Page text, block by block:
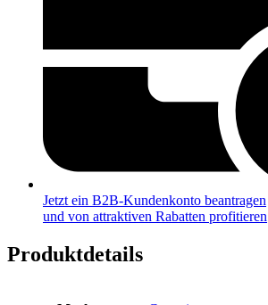
Jetzt ein B2B-Kundenkonto beantragen
und von attraktiven Rabatten profitieren
Produktdetails